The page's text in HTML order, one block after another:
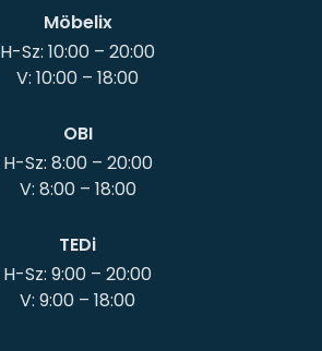
Möbelix
H-Sz: 10:00 – 20:00
OBI
H-Sz: 8:00 – 20:00
V: 8:00 – 18:00
TEDi
H-Sz: 9:00 – 20:00